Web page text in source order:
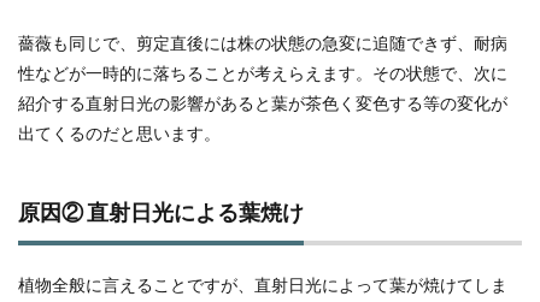
薔薇も同じで、剪定直後には株の状態の急変に追随できず、耐病
性などが一時的に落ちることが考えらえます。その状態で、次に
紹介する直射日光の影響があると葉が茶色く変色する等の変化が
出てくるのだと思います。
原因② 直射日光による葉焼け
植物全般に言えることですが、直射日光によって葉が焼けてしま